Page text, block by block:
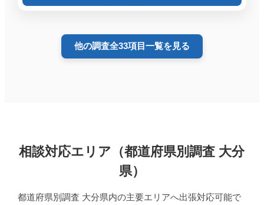
他の調査全33項目一覧を見る
相談対応エリア（都道府県別調査 大分
県）
都道府県別調査 大分県内の主要エリアへ出張対応可能で